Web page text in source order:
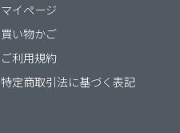
マイページ
買い物かご
ご利用規約
特定商取引法に基づく表記